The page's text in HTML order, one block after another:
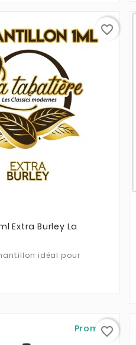
 
Extra Burley La
idéal pour
favorite_border
Promo !
favorite_border